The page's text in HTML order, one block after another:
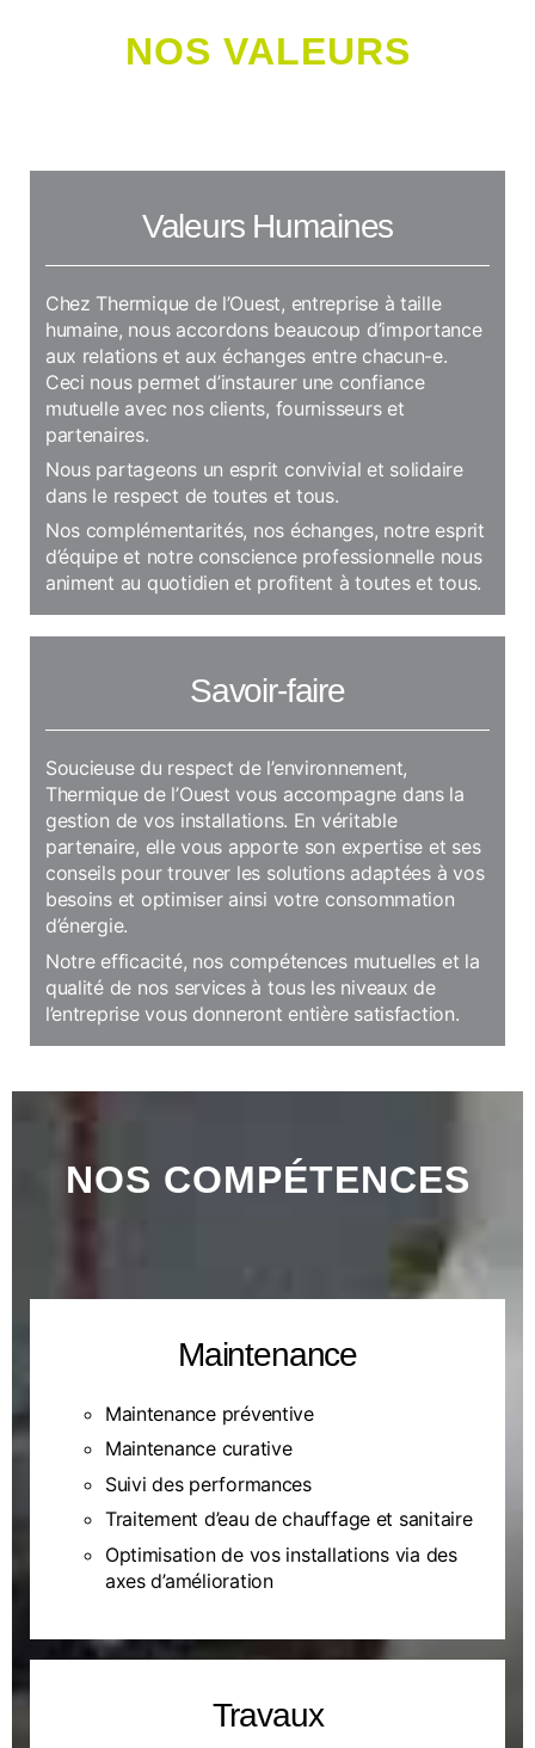
NOS VALEURS
Valeurs Humaines
Chez Thermique de l’Ouest, entreprise à taille
humaine, nous accordons beaucoup d’importance
aux relations et aux échanges entre chacun-e.
Ceci nous permet d’instaurer une confiance
mutuelle avec nos clients, fournisseurs et
partenaires.
Nous partageons un esprit convivial et solidaire
dans le respect de toutes et tous.
Nos complémentarités, nos échanges, notre esprit
d’équipe et notre conscience professionnelle nous
animent au quotidien et profitent à toutes et tous.
Savoir-faire
Soucieuse du respect de l’environnement,
Thermique de l’Ouest vous accompagne dans la
gestion de vos installations. En véritable
partenaire, elle vous apporte son expertise et ses
conseils pour trouver les solutions adaptées à vos
besoins et optimiser ainsi votre consommation
d’énergie.
Notre efficacité, nos compétences mutuelles et la
qualité de nos services à tous les niveaux de
l’entreprise vous donneront entière satisfaction.
NOS COMPÉTENCES
Maintenance
Maintenance préventive
Maintenance curative
Suivi des performances
Traitement d’eau de chauffage et sanitaire
Optimisation de vos installations via des
axes d’amélioration
Travaux